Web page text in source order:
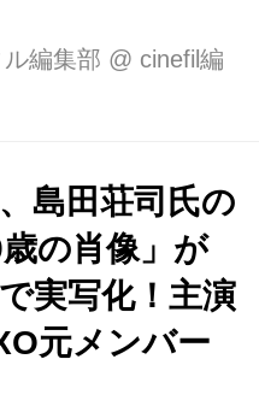
日（土）よりシネマ
国順次ロードショー決
心を奪われた大学生の
、彼女の“犯罪”を目
め、彼女を救おうとす
、謎めいた脅迫状
ヒッチコックの『裏
せる設定から始まる、
テリーとなっていま
編集部 @ cinefil編
島田荘司氏の
歳の肖像」が
実写化！主演
元メンバー